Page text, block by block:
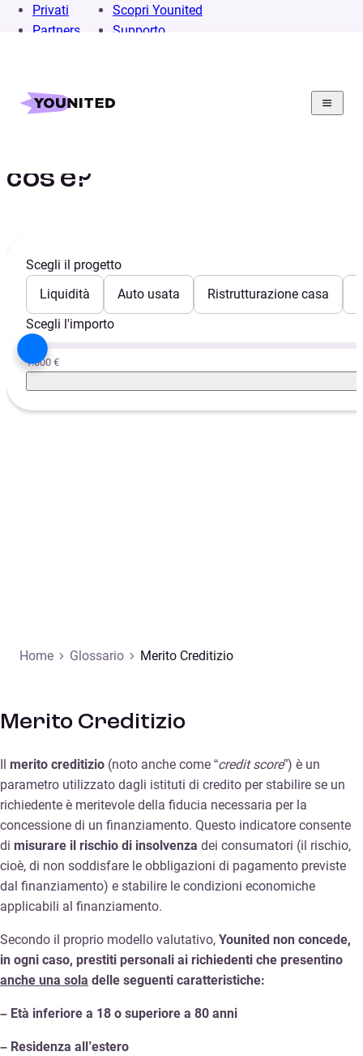
Privati
Partners
Scopri Younited
Supporto
cos’è?
Scegli il progetto
Liquidità
Auto usata Ristrutturazione casa
Scegli l'importo
1.000 €
Home Glossario Merito Creditizio
Merito Creditizio
merito creditizio (noto anche come “credit score”) è un
parametro utilizzato dagli istituti di credito per stabilire se un
richiedente è meritevole della fiducia necessaria per la
concessione di un finanziamento. Questo indicatore consente
di misurare il rischio di insolvenza dei consumatori (il rischio,
cioè, di non soddisfare le obbligazioni di pagamento previste
dal finanziamento) e stabilire le condizioni economiche
applicabili al finanziamento.
Secondo il proprio modello valutativo, Younited non concede,
in ogni caso, prestiti personali ai richiedenti che presentino
anche una sola delle seguenti caratteristiche:
– Età inferiore a 18 o superiore a 80 anni
– Residenza all’estero